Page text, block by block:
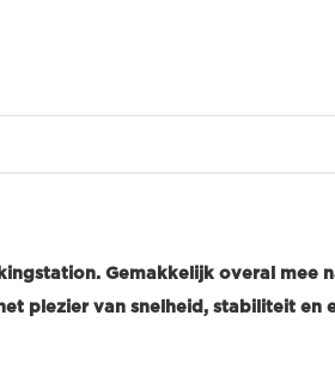
Gemakkelijk overal
plezier van snelheid, stabiliteit en